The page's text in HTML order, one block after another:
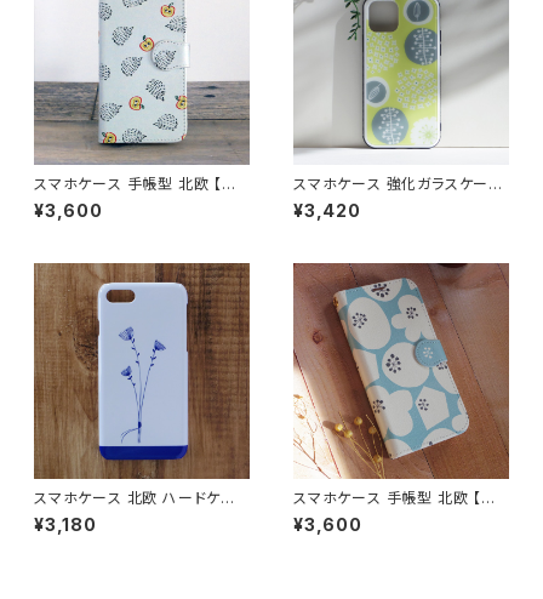
スマホケース 手帳型 北欧 【ハ
リネズミとりんご】 iPhone17/1
6/15/SE3/Android カード収
¥3,600
スマホケース 強化ガラスケース
北欧 花柄 イエロー iPhone16/
17/15/SE3 光沢 おしゃれ 耐衝
¥3,420
スマホケース 北欧 ハードケー
ス iPhone17/galaxy/Google
pixel/Xperia シンプル おしゃ
¥3,180
スマホケース 手帳型 北欧 【お
花と暮らそう】 iPhone17/16/1
5/SE3/Android カード収納 ス
¥3,600